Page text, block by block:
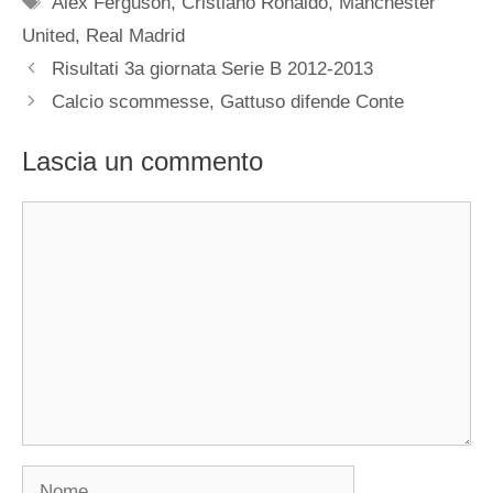
United, Real Madrid
Risultati 3a giornata Serie B 2012-2013
Calcio scommesse, Gattuso difende Conte
Lascia un commento
Nome